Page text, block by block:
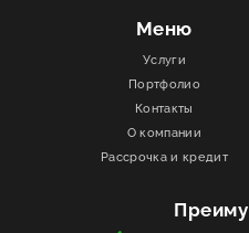
СТОИМОСТЬ
О КОМПАНИИ
ИНФОРМАЦИЯ
Меню
Услуги
Портфолио
Контакты
О компании
Рассрочка и кредит